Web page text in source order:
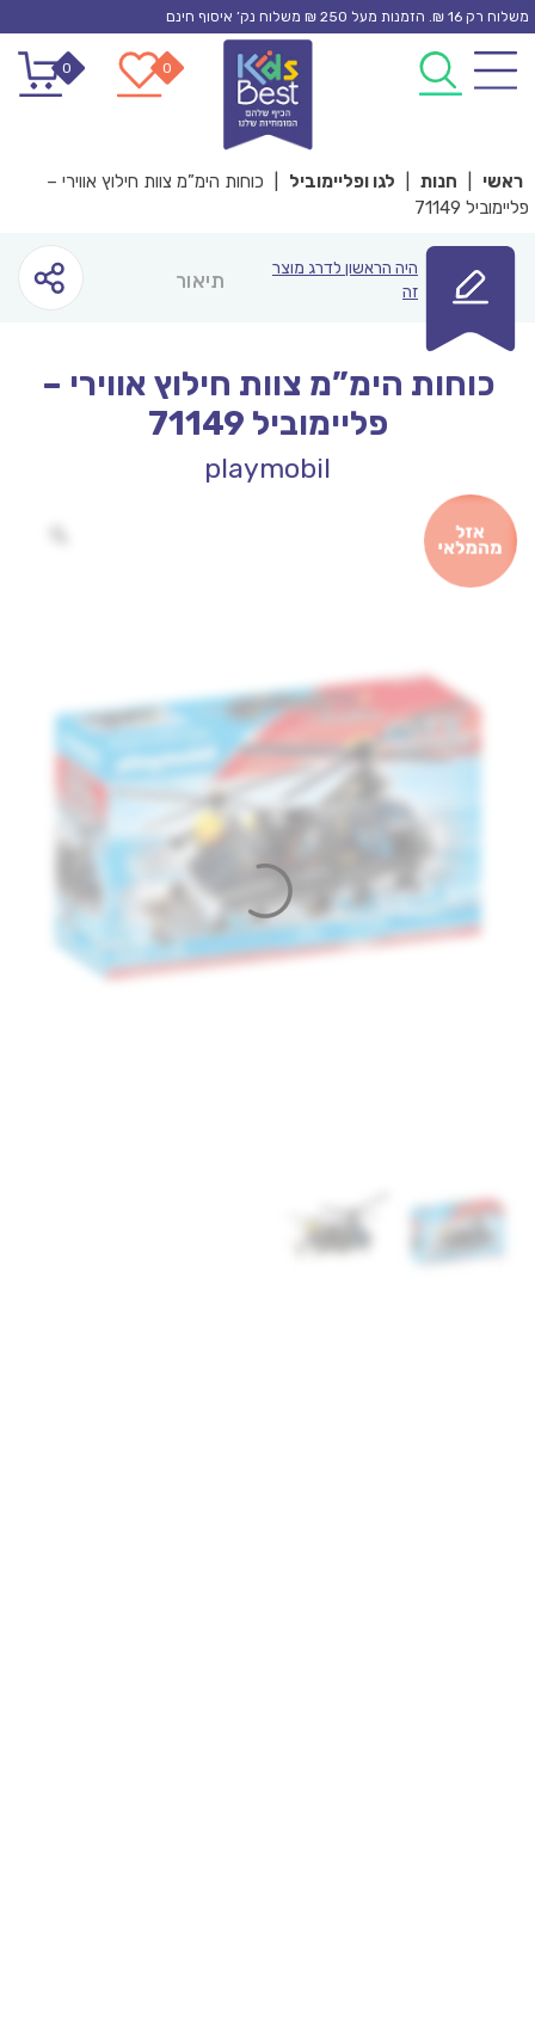
Skip
content
משלוח רק 16 ₪. הזמנות מעל 250 ₪ משלוח נק’ איסוף חינם
0
0
ראשי חנות לגו ופליימוביל
כוחות הימ”מ צוות חילוץ אווירי –
פליימוביל 71149
היה הראשון לדרג מוצר
זה
תיאור
כוחות הימ”מ צוות חילוץ אווירי –
פליימוביל 71149
playmobil